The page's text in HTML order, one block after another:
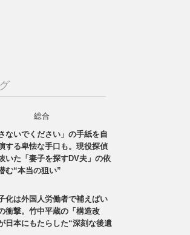
総合
ないでください」の手紙を自
する卑怯な手口も。現役探偵
いた「妻子を探すDV夫」の依
む“本当の狙い”
化は外国人労働者で補えばい
衝撃。竹中平蔵の「構造改
日本にもたらした“深刻な後遺